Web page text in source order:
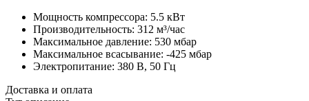
Мощность компрессора: 5.5 кВт
Производительность: 312 м³/час
Максимальное давление: 530 мбар
Максимальное всасывание: -425 мбар
Электропитание: 380 В, 50 Гц
Доставка и оплата